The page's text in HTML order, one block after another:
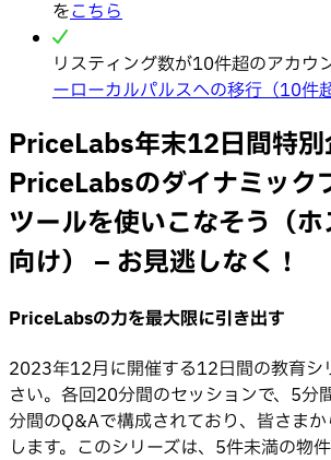
をこちら
リスティング数が10件超のアカウ
ーローカルパルスへの移行（10件
PriceLabs年末12日間特別
PriceLabsのダイナミック
ツールを使いこなそう（
向け） – お見逃しなく！
PriceLabsの力を最大限に引き出す
2023年12月に開催する12日間の教育シ
さい。各回20分間のセッションで、5分
分間のQ&Aで構成されており、皆さま
します。このシリーズは、5件未満の物